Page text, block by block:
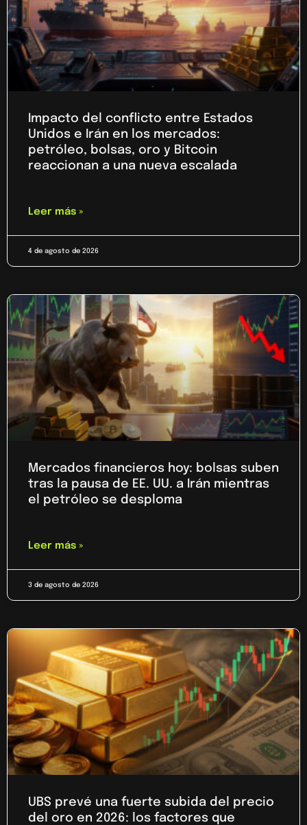
Impacto del conflicto entre Estados
Unidos e Irán en los mercados:
petróleo, bolsas, oro y Bitcoin
reaccionan a una nueva escalada
Leer más »
4 de agosto de 2026
Mercados financieros hoy: bolsas suben
tras la pausa de EE. UU. a Irán mientras
el petróleo se desploma
Leer más »
3 de agosto de 2026
UBS prevé una fuerte subida del precio
del oro en 2026: los factores que